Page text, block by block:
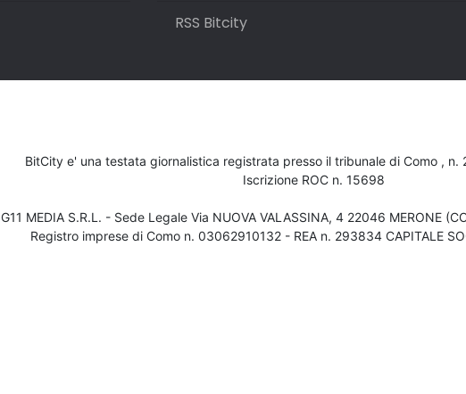
RSS Bitcity
BitCity e' una testata giornalistica registrata presso il tribunale di Como , n.
Iscrizione ROC n. 15698
G11 MEDIA S.R.L. - Sede Legale Via NUOVA VALASSINA, 4 22046 MERONE
Registro imprese di Como n. 03062910132 - REA n. 293834 CAPITALE